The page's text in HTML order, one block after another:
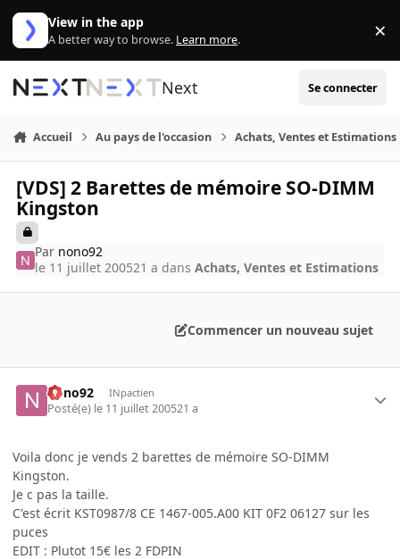
Aller au contenu
View in the app
A better way to browse. Learn more. ×
Next Se connecter
Accueil Au pays de l'occasion Achats, Ventes et Estimations
[VDS] 2 Barettes de mémoire SO-DIMM
Kingston
Par nono92
le 11 juillet 200521 a dansAchats, Ventes et Estimations
Commencer un nouveau sujet
nono92 INpactien
Posté(e) le 11 juillet 200521 a
Voila donc je vends 2 barettes de mémoire SO-DIMM
Kingston.
Je c pas la taille.
C'est écrit KST0987/8 CE 1467-005.A00 KIT 0F2 06127 sur les
puces
EDIT : Plutot 15€ les 2 FDPIN